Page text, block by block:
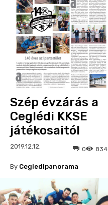
Szép évzárás a
Ceglédi KKSE
játékosaitól
2019.12.12. 834
0
By Cegledipanorama